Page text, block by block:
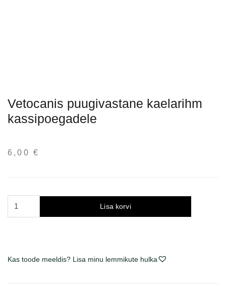
Vetocanis puugivastane kaelarihm
kassipoegadele
6,00 €
kogus
Lisa korvi
Kas toode meeldis? Lisa minu lemmikute hulka